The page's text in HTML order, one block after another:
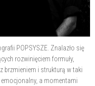
POPSYSZE. Znalazło się
rozwinięciem formuły,
brzmieniem i strukturą w taki
a momentami